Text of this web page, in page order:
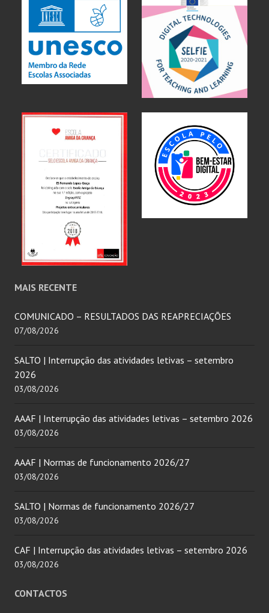
MAIS RECENTE
COMUNICADO – RESULTADOS DAS REAPRECIAÇÕES
07/08/2026
SALTO | Interrupção das atividades letivas – setembro
2026
03/08/2026
AAAF | Interrupção das atividades letivas – setembro 2026
03/08/2026
AAAF | Normas de funcionamento 2026/27
03/08/2026
SALTO | Normas de funcionamento 2026/27
03/08/2026
CAF | Interrupção das atividades letivas – setembro 2026
03/08/2026
CONTACTOS